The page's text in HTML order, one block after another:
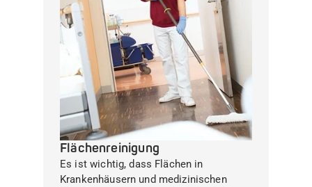
Flächenreinigung
Es ist wichtig, dass Flächen in
Krankenhäusern und medizinischen